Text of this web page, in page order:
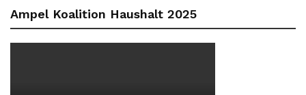
Ampel Koalition Haushalt 2025